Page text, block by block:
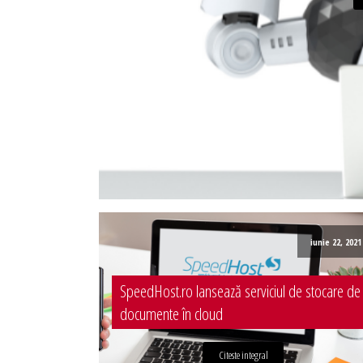
iunie 22, 2021
SpeedHost.ro lansează serviciul de stocare de
documente în cloud
Citeste integral